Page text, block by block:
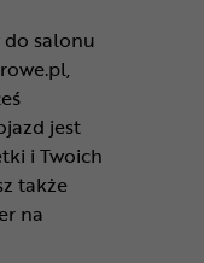
salonu
jest
i Twoich
także
na